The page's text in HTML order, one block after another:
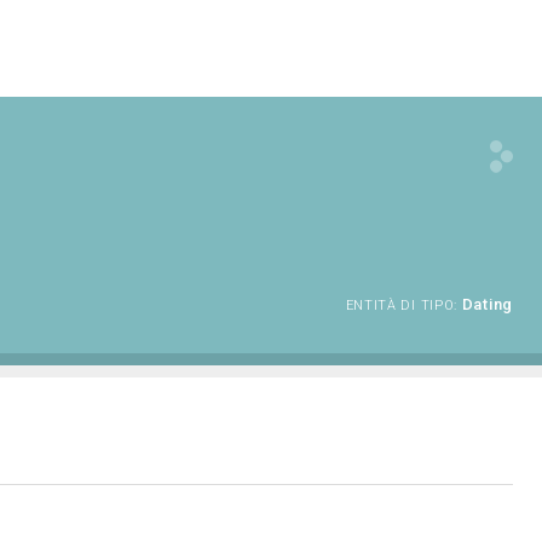
ENTITÀ DI TIPO: Dating